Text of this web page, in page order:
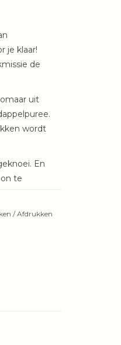
je klaar!
de
uit
wordt
En
te
/Afdrukken